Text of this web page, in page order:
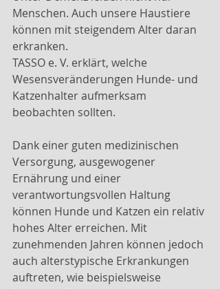
Menschen. Auch unsere Haustiere
können mit steigendem Alter daran
erkranken.
TASSO e. V. erklärt, welche
Wesensveränderungen Hunde- und
Katzenhalter aufmerksam
beobachten sollten.
Dank einer guten medizinischen
Versorgung, ausgewogener
Ernährung und einer
verantwortungsvollen Haltung
können Hunde und Katzen ein relativ
hohes Alter erreichen. Mit
zunehmenden Jahren können jedoch
auch alterstypische Erkrankungen
auftreten, wie beispielsweise